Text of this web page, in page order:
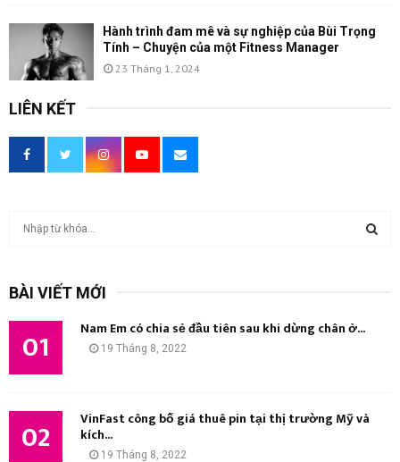
Hành trình đam mê và sự nghiệp của Bùi Trọng
Tính – Chuyện của một Fitness Manager
23 Tháng 1, 2024
LIÊN KẾT
BÀI VIẾT MỚI
01 Nam Em có chia sẻ đầu tiên sau khi dừng chân ở...
19 Tháng 8, 2022
02 VinFast công bố giá thuê pin tại thị trường Mỹ và
kích...
19 Tháng 8, 2022